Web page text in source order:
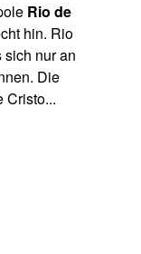
Rio de
hin. Rio
sich nur an
Die
Cristo...